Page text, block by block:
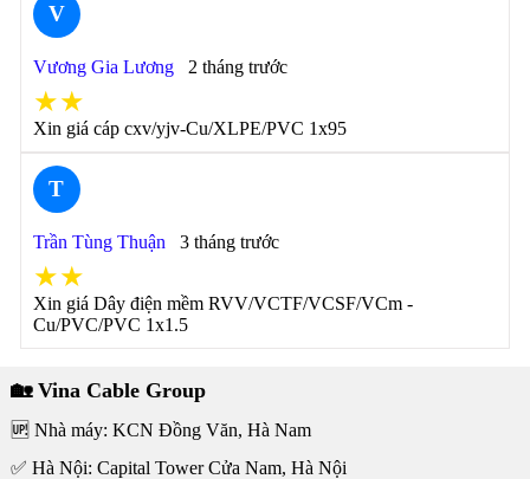
V
Vương Gia Lương 2 tháng trước
★★
Xin giá cáp cxv/yjv-Cu/XLPE/PVC 1x95
T
Trần Tùng Thuận 3 tháng trước
★★
Xin giá Dây điện mềm RVV/VCTF/VCSF/VCm -
Cu/PVC/PVC 1x1.5
🏡 Vina Cable Group
🆙 Nhà máy: KCN Đồng Văn, Hà Nam
✅ Hà Nội: Capital Tower Cửa Nam, Hà Nội